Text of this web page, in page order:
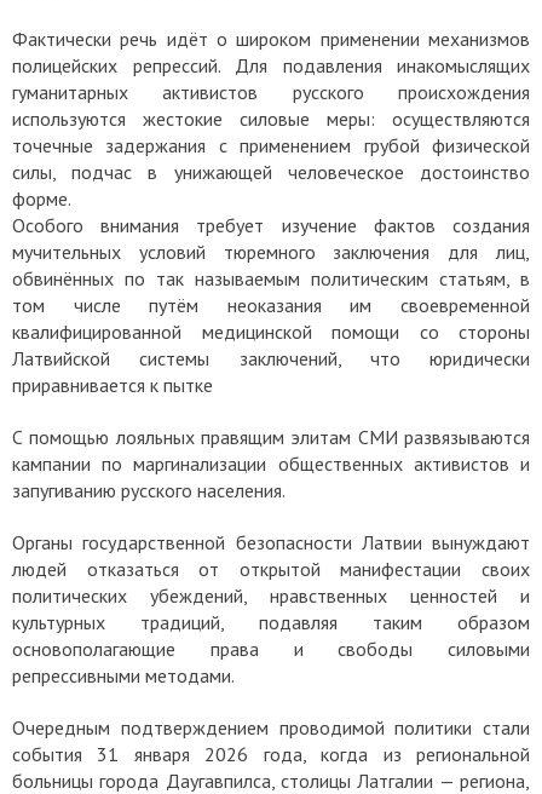
Фактически речь идёт о широком применении механизмов
полицейских репрессий. Для подавления инакомыслящих
гуманитарных активистов русского происхождения
используются жестокие силовые меры: осуществляются
точечные задержания с применением грубой физической
силы, подчас в унижающей человеческое достоинство
форме.
Особого внимания требует изучение фактов создания
мучительных условий тюремного заключения для лиц,
обвинённых по так называемым политическим статьям, в
том числе путём неоказания им своевременной
квалифицированной медицинской помощи со стороны
Латвийской системы заключений, что юридически
приравнивается к пытке
С помощью лояльных правящим элитам СМИ развязываются
кампании по маргинализации общественных активистов и
запугиванию русского населения.
Органы государственной безопасности Латвии вынуждают
людей отказаться от открытой манифестации своих
политических убеждений, нравственных ценностей и
культурных традиций, подавляя таким образом
основополагающие права и свободы силовыми
репрессивными методами.
Очередным подтверждением проводимой политики стали
события 31 января 2026 года, когда из региональной
больницы города Даугавпилса, столицы Латгалии — региона,